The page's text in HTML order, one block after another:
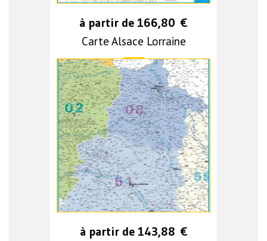
à partir de 166,80 €
Carte Alsace Lorraine
à partir de 143,88 €